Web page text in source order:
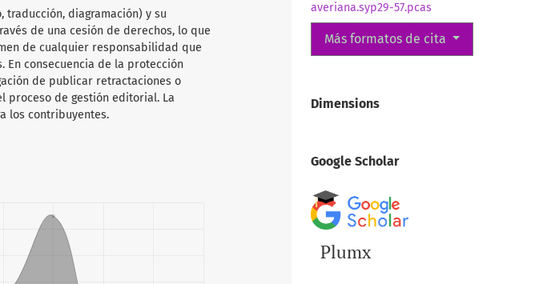
averiana.syp29-57.pcas
Más formatos de cita
Dimensions
Google Scholar
Plumx
diagramación) y su
de una cesión de derechos, lo que
de cualquier responsabilidad que
consecuencia de la protección
de publicar retractaciones o
proceso de gestión editorial. La
los contribuyentes.